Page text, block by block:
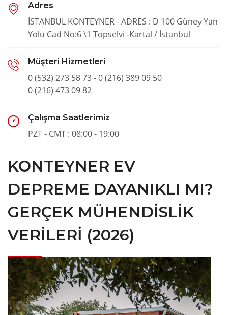
Adres
İSTANBUL KONTEYNER - ADRES : D 100 Güney Yan
Yolu Cad No:6 \1 Topselvi -Kartal / İstanbul
Müşteri Hizmetleri
0 (532) 273 58 73 - 0 (216) 389 09 50
0 (216) 473 09 82
Çalışma Saatlerimiz
PZT - CMT : 08:00 - 19:00
KONTEYNER EV
DEPREME DAYANIKLI MI?
GERÇEK MÜHENDISLIK
VERILERI (2026)